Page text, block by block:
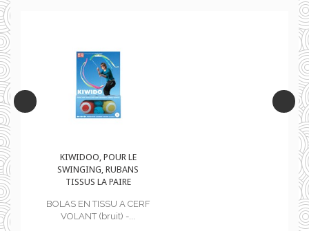
KIWIDOO, POUR LE
SWINGING, RUBANS
TISSUS LA PAIRE
BOLAS EN TISSU A CERF
VOLANT (bruit) -...